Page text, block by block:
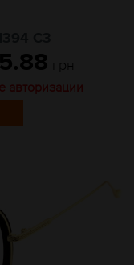
грн
авторизации